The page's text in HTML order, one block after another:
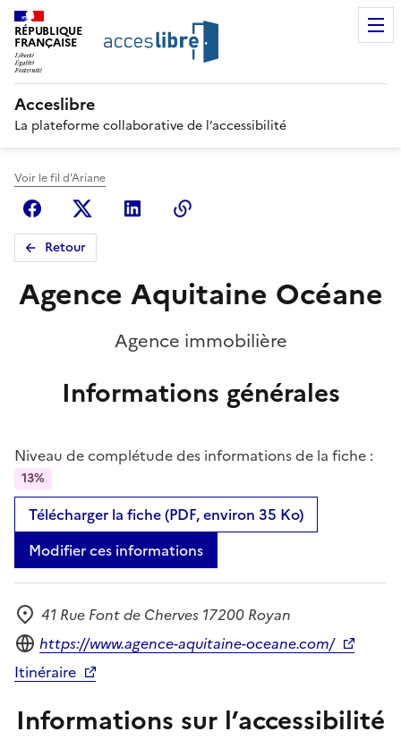
RÉPUBLIQUE
FRANÇAISE
Acceslibre
La plateforme collaborative de l’accessibilité
Voir le fil d'Ariane
FacebookX (anciennement Twitter)
Linkedin
Retour
Agence Aquitaine Océane
Agence immobilière
Informations générales
Niveau de complétude des informations de la fiche :
13%
Télécharger la fiche (PDF, environ 35 Ko)
Modifier ces informations
Adresse
41 Rue Font de Cherves 17200 Royan
Site internet
https://www.agence-aquitaine-oceane.com/
Itinéraire
Informations sur l’accessibilité